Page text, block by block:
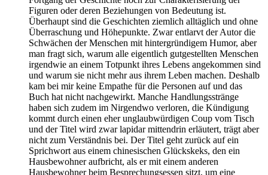
Figuren oder deren Beziehungen von Bedeutung ist.
Überhaupt sind die Geschichten ziemlich alltäglich und ohne
Überraschung und Höhepunkte. Zwar entlarvt der Autor die
Schwächen der Menschen mit hintergründigem Humor, aber
man fragt sich, warum alle eigentlich gutgestellten Menschen
irgendwie an einem Totpunkt ihres Lebens angekommen sind
und warum sie nicht mehr aus ihrem Leben machen. Deshalb
kam bei mir keine Empathe für die Personen auf und das
Buch hat nicht nachgewirkt. Manche Handlungsstränge
haben sich zudem im Nirgendwo verloren, die Kündigung
kommt durch einen eher unglaubwürdigen Coup vom Tisch
und der Titel wird zwar lapidar mittendrin erläutert, trägt aber
nicht zum Verständnis bei. Der Titel geht zurück auf ein
Sprichwort aus einem chinesischen Glückskeks, den ein
Hausbewohner aufbricht, als er mit einem anderen
Hausbewohner beim Besprechungsessen sitzt, um eine